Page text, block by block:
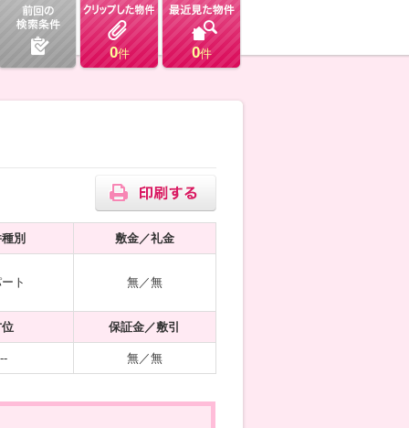
0件 0件
別 敷金／礼金
ト 無／無
保証金／敷引
無／無